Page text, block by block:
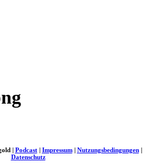
| Podcast| Impressum| Nutzungsbedingungen|
Datenschutz